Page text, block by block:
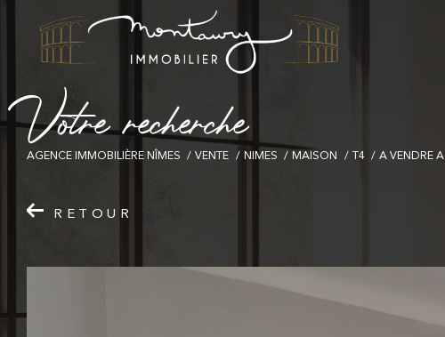
Votrerecherche
AGENCE IMMOBILIÈRE NÎMES VENTE NIMES MAISON T4 A VENDRE
RETOUR